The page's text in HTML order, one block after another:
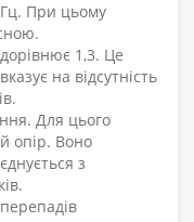
При цьому
1,3. Це
на відсутність
Для цього
опір. Воно
з